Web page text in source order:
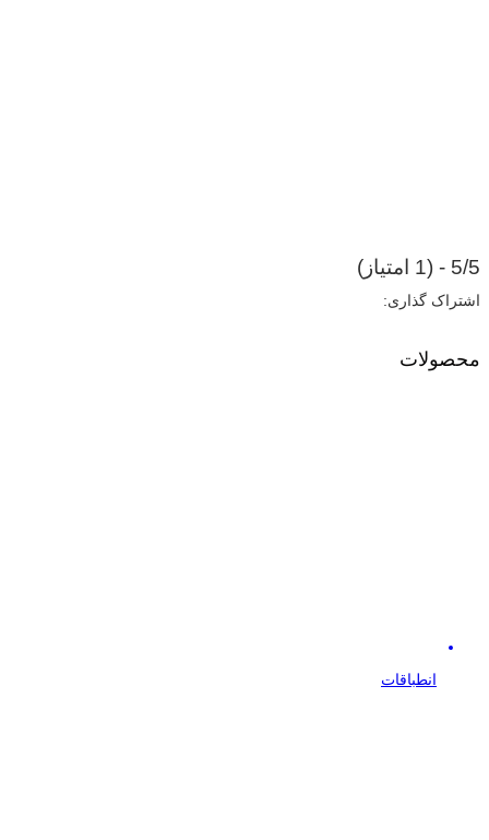
5/5 - (1 امتیاز)
اشتراک گذاری:
محصولات
انطباقات